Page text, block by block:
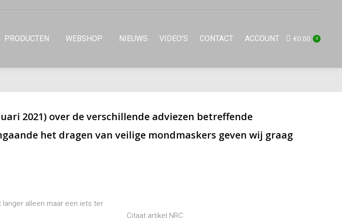
PRODUCTEN WEBSHOP NIEUWS VIDEO’S CONTACT ACCOUNT €0.00 0
2021) over de verschillende adviezen betreffende
het dragen van veilige mondmaskers geven wij graag
alleen maar een iets ter
Citaat artikel NRC